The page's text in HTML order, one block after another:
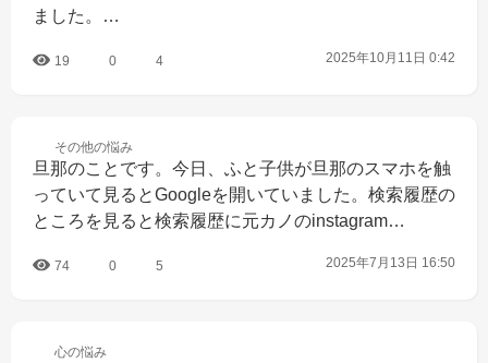
ました。…
19 0 4 2025年10月11日 0:42
その他の悩み
旦那のことです。今日、ふと子供が旦那のスマホを触
っていて見るとGoogleを開いていました。検索履歴の
ところを見ると検索履歴に元カノのinstagram…
74 0 5 2025年7月13日 16:50
心の悩み